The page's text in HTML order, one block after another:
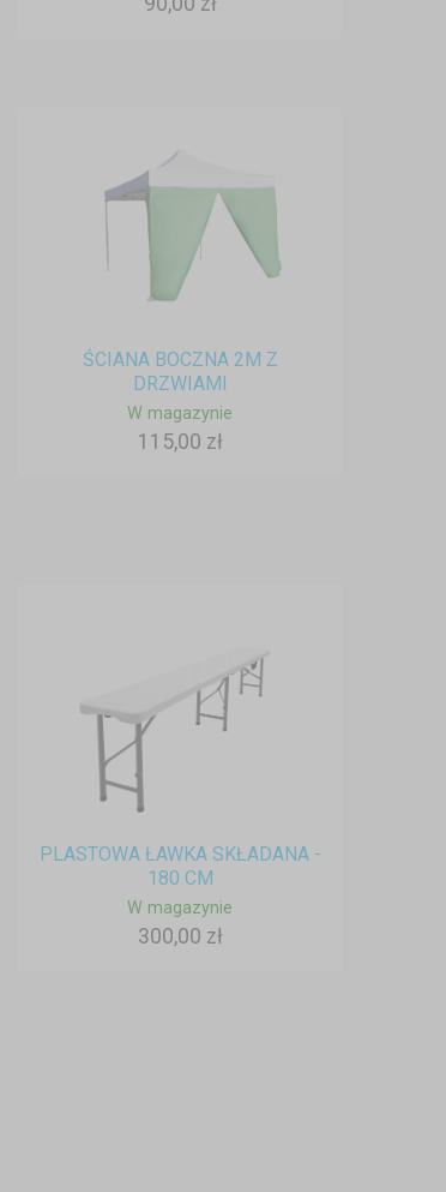
ŚCIANA BOCZNA 2M Z
DRZWIAMI
W magazynie
115,00 zł
PLASTOWA ŁAWKA SKŁADANA -
180 CM
W magazynie
300,00 zł